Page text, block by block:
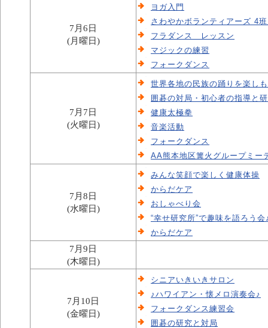
7月6日
(月曜日)
ヨガ入門
さわやかボランティアーズ 4
フラダンス レッスン
マジックの練習
フォークダンス
7月7日
(火曜日)
世界各地の民族の踊りを楽し
囲碁の対局・初心者の指導と
健康太極拳
音楽活動
フォークダンス
AA熊本地区篝火グループミー
7月8日
(水曜日)
みんな笑顔で楽しく健康体操
からだケア
おしゃべり会
“幸せ研究所”で趣味を語ろう会
からだケア
7月9日
(木曜日)
7月10日
(金曜日)
シニアいきいきサロン
♪ハワイアン・懐メロ演奏会♪
フォークダンス練習会
囲碁の研究と対局